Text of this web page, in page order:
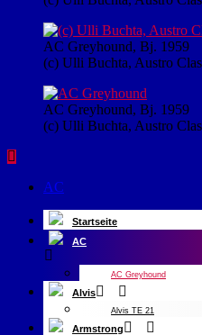
AC Greyhound, Bj. 1959
(c) Ulli Buchta, Austro
AC Greyhound, Bj. 1959
(c) Ulli Buchta, Austro
AC
Startseite
AC
AC Greyhound
Alvis
Alvis TE 21
Armstrong